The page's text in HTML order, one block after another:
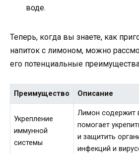
воде.
Теперь, когда вы знаете, как
напиток с лимоном, можно
его потенциальные
Преимущество Описание
Укрепление
иммунной
системы
Лимон содержит
помогает
и защитить
инфекций и